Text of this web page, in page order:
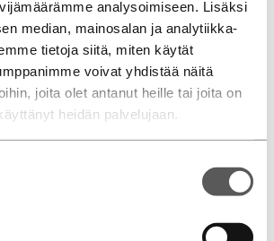
analysoimiseen. Lisäksi
median, mainosalan ja analytiikka-
tietoja siitä, miten käytät
voivat yhdistää näitä
joita olet antanut heille tai joita on
heidän palvelujaan.
Jyväskylä, Aholaidantie
Mikkeli Savilahden Auto Savonlinna